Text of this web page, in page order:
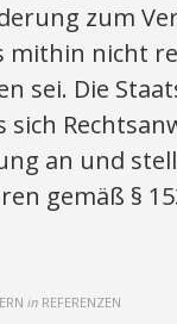
zum
mithin nicht
sei. Die
sich
an und
gemäß §
in REFERENZEN